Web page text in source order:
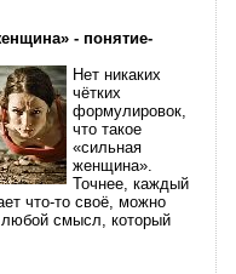
- понятие-
Нет никаких
чётких
формулировок,
что такое
«сильная
женщина».
Точнее, каждый
что-то своё, можно
смысл, который